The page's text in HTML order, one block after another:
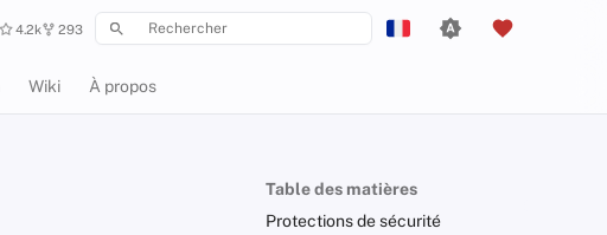
4.2k 293
עִברִית
Wiki À propos
Table des matières
Protections de sécurité